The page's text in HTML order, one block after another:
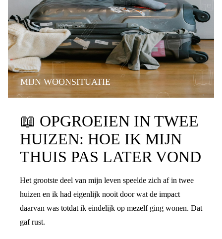
MIJN WOONSITUATIE
📖 OPGROEIEN IN TWEE
HUIZEN: HOE IK MIJN
THUIS PAS LATER VOND
Het grootste deel van mijn leven speelde zich af in twee
huizen en ik had eigenlijk nooit door wat de impact
daarvan was totdat ik eindelijk op mezelf ging wonen. Dat
gaf rust.